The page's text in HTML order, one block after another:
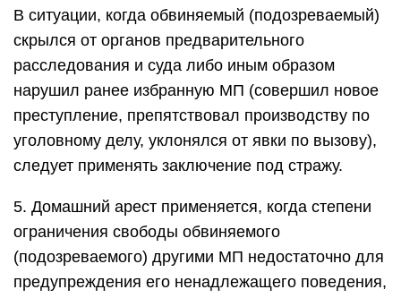
В ситуации, когда обвиняемый (подозреваемый)
скрылся от органов предварительного
расследования и суда либо иным образом
нарушил ранее избранную МП (совершил новое
преступление, препятствовал производству по
уголовному делу, уклонялся от явки по вызову),
следует применять заключение под стражу.
5. Домашний арест применяется, когда степени
ограничения свободы обвиняемого
(подозреваемого) другими МП недостаточно для
предупреждения его ненадлежащего поведения,